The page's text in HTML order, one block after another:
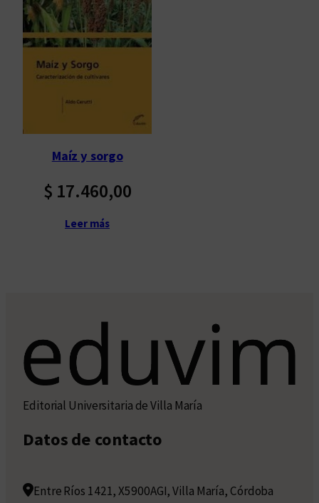
Maíz y sorgo
$ 17.460,00
Leer más
Editorial Universitaria de Villa María
Datos de contacto
Entre Ríos 1421, X5900AGI, Villa María, Córdoba